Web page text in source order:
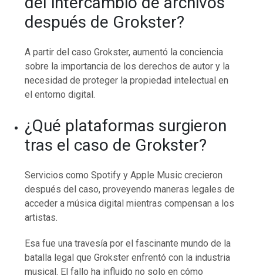
después de Grokster?
A partir del caso Grokster, aumentó la conciencia
sobre la importancia de los derechos de autor y la
necesidad de proteger la propiedad intelectual en
el entorno digital.
¿Qué plataformas surgieron
tras el caso de Grokster?
Servicios como Spotify y Apple Music crecieron
después del caso, proveyendo maneras legales de
acceder a música digital mientras compensan a los
artistas.
Esa fue una travesía por el fascinante mundo de la
batalla legal que Grokster enfrentó con la industria
musical. El fallo ha influido no solo en cómo